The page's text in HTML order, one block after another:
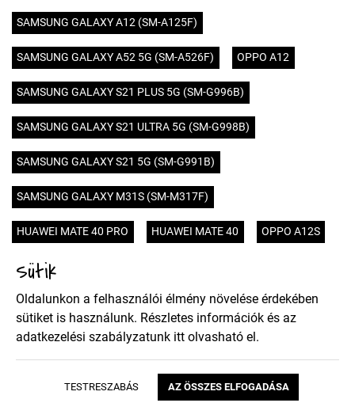
SAMSUNG GALAXY A12 (SM-A125F)
SAMSUNG GALAXY A52 5G (SM-A526F) OPPO A12
SAMSUNG GALAXY S21 PLUS 5G (SM-G996B)
SAMSUNG GALAXY S21 ULTRA 5G (SM-G998B)
SAMSUNG GALAXY S21 5G (SM-G991B)
SAMSUNG GALAXY M31S (SM-M317F)
HUAWEI MATE 40 PRO HUAWEI MATE 40 OPPO A12S
HUAWEI HONOR 9X PRO
SONY XPERIA 5 II XIAOMI POCO X3 NFC NOKIA 5.4
MOTOROLA MOTO E7
SAMSUNG GALAXY A02S (SM-A025)
Sütik
Oldalunkon a felhasználói élmény növelése érdekében
sütiket is használunk. Részletes információk és az
adatkezelési szabályzatunk itt olvasható el.
TESTRESZABÁS AZ ÖSSZES ELFOGADÁSA